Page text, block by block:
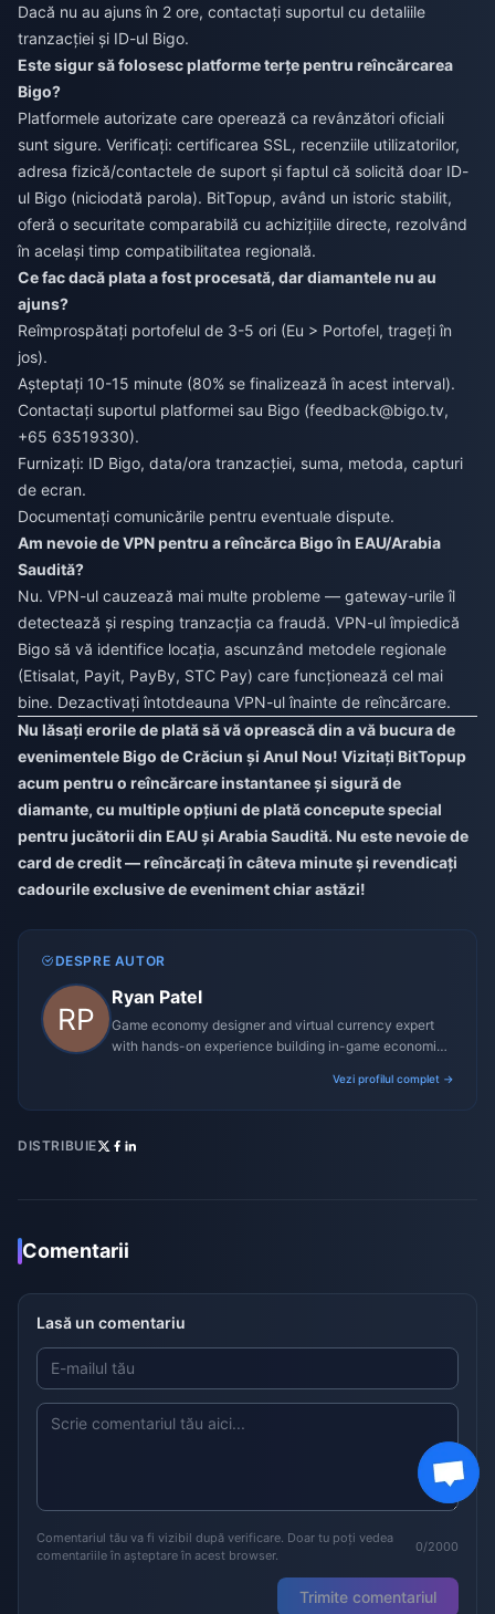
Dacă nu au ajuns în 2 ore, contactați suportul cu detaliile
tranzacției și ID-ul Bigo.
Este sigur să folosesc platforme terțe pentru reîncărcarea
Bigo?
Platformele autorizate care operează ca revânzători oficiali
sunt sigure. Verificați: certificarea SSL, recenziile utilizatorilor,
adresa fizică/contactele de suport și faptul că solicită doar ID-
ul Bigo (niciodată parola). BitTopup, având un istoric stabilit,
oferă o securitate comparabilă cu achizițiile directe, rezolvând
în același timp compatibilitatea regională.
Ce fac dacă plata a fost procesată, dar diamantele nu au
ajuns?
Reîmprospătați portofelul de 3-5 ori (Eu > Portofel, trageți în
jos).
Așteptați 10-15 minute (80% se finalizează în acest interval).
Contactați suportul platformei sau Bigo (feedback@bigo.tv,
+65 63519330).
Furnizați: ID Bigo, data/ora tranzacției, suma, metoda, capturi
de ecran.
Documentați comunicările pentru eventuale dispute.
Am nevoie de VPN pentru a reîncărca Bigo în EAU/Arabia
Saudită?
Nu. VPN-ul cauzează mai multe probleme — gateway-urile îl
detectează și resping tranzacția ca fraudă. VPN-ul împiedică
Bigo să vă identifice locația, ascunzând metodele regionale
(Etisalat, Payit, PayBy, STC Pay) care funcționează cel mai
bine. Dezactivați întotdeauna VPN-ul înainte de reîncărcare.
Nu lăsați erorile de plată să vă oprească din a vă bucura de
evenimentele Bigo de Crăciun și Anul Nou! Vizitați BitTopup
acum pentru o reîncărcare instantanee și sigură de
diamante, cu multiple opțiuni de plată concepute special
pentru jucătorii din EAU și Arabia Saudită. Nu este nevoie de
card de credit — reîncărcați în câteva minute și revendicați
cadourile exclusive de eveniment chiar astăzi!
DESPRE AUTOR
Ryan Patel
Game economy designer and virtual currency expert
with hands-on experience building in-game economies
Vezi profilul complet →
DISTRIBUIE
Comentarii
Lasă un comentariu
Comentariul tău va fi vizibil după verificare. Doar tu poți vedea
comentariile în așteptare în acest browser.
0/2000
Trimite comentariul